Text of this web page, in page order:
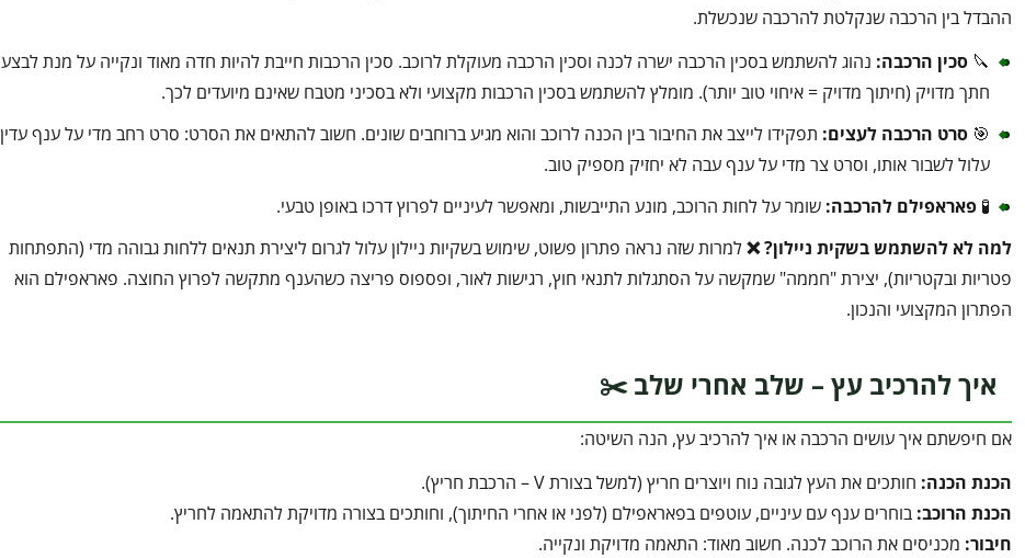
ההבדל בין הרכבה שנקלטת להרכבה שנכשלת.
🔪 סכין הרכבה: נהוג להשתמש בסכין הרכבה ישרה לכנה וסכין הרכבה מעוקלת לרוכב. סכין הרכבות חייבת להיות חדה מאוד ונקייה על מנת לבצע
חתך מדויק (חיתוך מדויק = איחוי טוב יותר). מומלץ להשתמש בסכין הרכבות מקצועי ולא בסכיני מטבח שאינם מיועדים לכך.
🎯 סרט הרכבה לעצים: תפקידו לייצב את החיבור בין הכנה לרוכב והוא מגיע ברוחבים שונים. חשוב להתאים את הסרט: סרט רחב מדי על ענף עדין
עלול לשבור אותו, וסרט צר מדי על ענף עבה לא יחזיק מספיק טוב.
🧪 פאראפילם להרכבה: שומר על לחות הרוכב, מונע התייבשות, ומאפשר לעיניים לפרוץ דרכו באופן טבעי.
למה לא להשתמש בשקית ניילון?
❌למרות שזה נראה פתרון פשוט, שימוש בשקיות ניילון עלול לגרום ליצירת תנאים ללחות גבוהה מדי (התפתחות
פטריות ובקטריות), יצירת "חממה" שמקשה על הסתגלות לתנאי חוץ, רגישות לאור, ופספוס פריצה כשהענף מתקשה לפרוץ החוצה. פאראפילם הוא
הפתרון המקצועי והנכון.
איך להרכיב עץ – שלב אחרי שלב ✂️
אם חיפשתם איך עושים הרכבה או איך להרכיב עץ, הנה השיטה:
הכנת הכנה: חותכים את העץ לגובה נוח ויוצרים חריץ (למשל בצורת V – הרכבת חריץ).
הכנת הרוכב: בוחרים ענף עם עיניים, עוטפים בפאראפילם (לפני או אחרי החיתוך), וחותכים בצורה מדויקת להתאמה לחריץ.
חיבור: מכניסים את הרוכב לכנה. חשוב מאוד: התאמה מדויקת ונקייה.